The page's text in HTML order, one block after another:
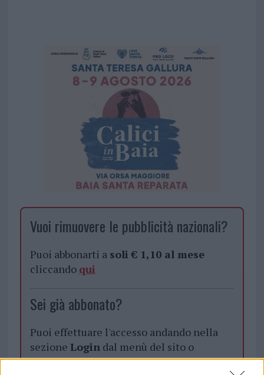
Vuoi rimuovere le pubblicità nazionali?
Puoi abbonarti a soli € 1,10 al mese
cliccando qui
Sei già abbonato?
Puoi effettuare l'accesso andando nella
sezione Logindal menù del sito o
cliccandoqui